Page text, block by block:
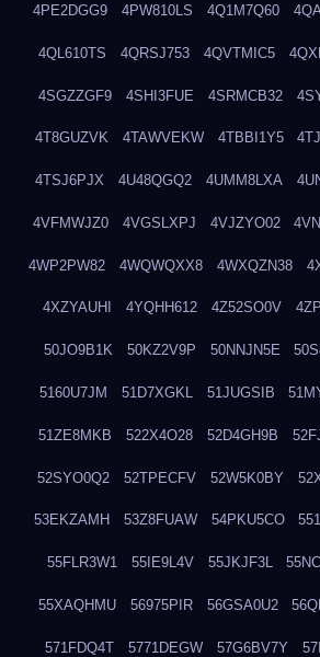
4PE2DGG9 4PW810LS 4Q1M7Q60
4QL610TS 4QRSJ753 4QVTMIC5
4SGZZGF9 4SHI3FUE 4SRMCB32
4T8GUZVK 4TAWVEKW 4TBBI1Y5
4TSJ6PJX 4U48QGQ2 4UMM8LXA
4VFMWJZ0 4VGSLXPJ 4VJZYO02
4WP2PW82 4WQWQXX8 4WXQZN38
4XZYAUHI 4YQHH612 4Z52SO0V
50JO9B1K 50KZ2V9P 50NNJN5E
5160U7JM 51D7XGKL 51JUGSIB
51ZE8MKB 522X4O28 52D4GH9B
52SYO0Q2 52TPECFV 52W5K0BY
53EKZAMH 53Z8FUAW 54PKU5CO
55FLR3W1 55IE9L4V 55JKJF3L
55XAQHMU 56975PIR 56GSA0U2
571FDQ4T 5771DEGW 57G6BV7Y